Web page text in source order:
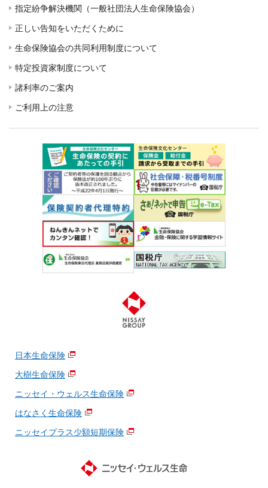
指定紛争解決機関（一般社団法人生命保険協会）
正しい告知をいただくために
生命保険協会の共同利用制度について
特定投資家制度について
諸利率のご案内
ご利用上の注意
日本生命保険
大樹生命保険
ニッセイ・ウェルス生命保険
はなさく生命保険
ニッセイプラス少額短期保険